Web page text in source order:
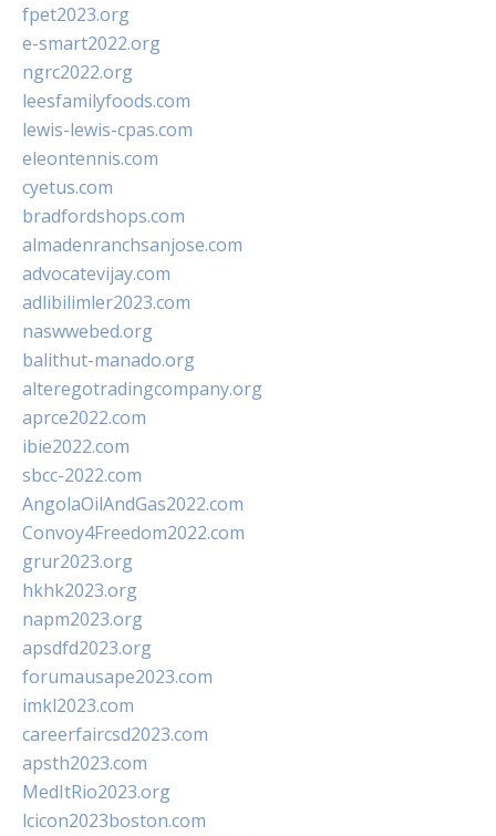
fpet2023.org
e-smart2022.org
ngrc2022.org
leesfamilyfoods.com
lewis-lewis-cpas.com
eleontennis.com
cyetus.com
bradfordshops.com
almadenranchsanjose.com
advocatevijay.com
adlibilimler2023.com
naswwebed.org
balithut-manado.org
alteregotradingcompany.org
aprce2022.com
ibie2022.com
sbcc-2022.com
AngolaOilAndGas2022.com
Convoy4Freedom2022.com
grur2023.org
hkhk2023.org
napm2023.org
apsdfd2023.org
forumausape2023.com
imkl2023.com
careerfaircsd2023.com
apsth2023.com
MedItRio2023.org
lcicon2023boston.com